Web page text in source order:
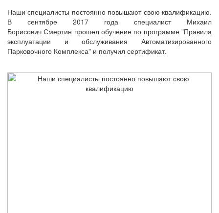
Наши специалисты постоянно повышают свою квалификацию.
В сентябре 2017 года специалист Михаил
Борисович Смертин прошел обучение по программе "Правила
эксплуатации и обслуживания Автоматизированного
Парковочного Комплекса" и получил сертификат.